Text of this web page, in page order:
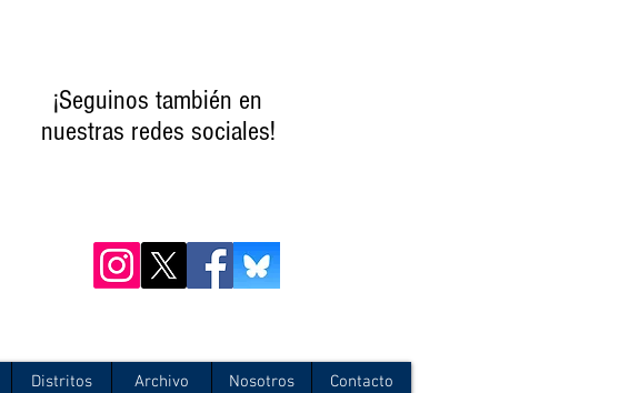
¡Seguinos también en
nuestras redes sociales!
Distritos Archivo Nosotros Contacto